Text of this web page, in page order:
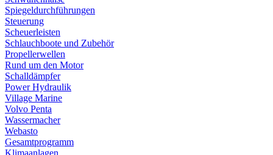
Spiegeldurchführungen
Steuerung
Scheuerleisten
Schlauchboote und Zubehör
Propellerwellen
Rund um den Motor
Schalldämpfer
Power Hydraulik
Village Marine
Volvo Penta
Wassermacher
Webasto
Gesamtprogramm
Klimaanlagen